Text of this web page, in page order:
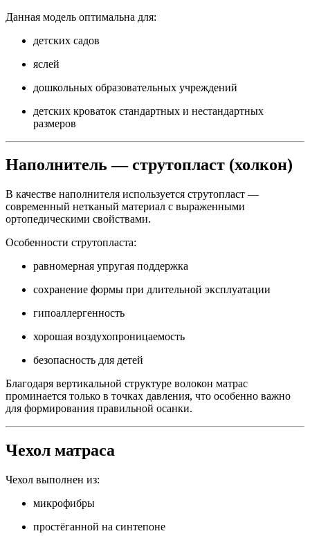
Данная модель оптимальна для:
детских садов
яслей
дошкольных образовательных учреждений
детских кроваток стандартных и нестандартных
размеров
Наполнитель — струтопласт (холкон)
В качестве наполнителя используется струтопласт —
современный нетканый материал с выраженными
ортопедическими свойствами.
Особенности струтопласта:
равномерная упругая поддержка
сохранение формы при длительной эксплуатации
гипоаллергенность
хорошая воздухопроницаемость
безопасность для детей
Благодаря вертикальной структуре волокон матрас
проминается только в точках давления, что особенно важно
для формирования правильной осанки.
Чехол матраса
Чехол выполнен из:
микрофибры
простёганной на синтепоне